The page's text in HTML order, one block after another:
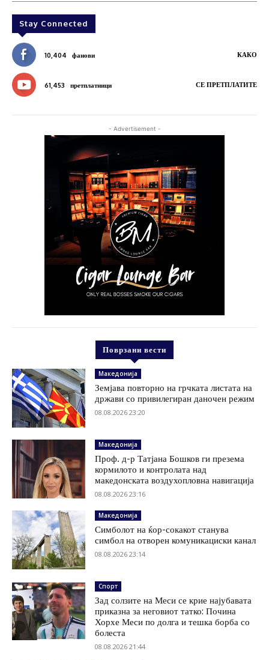
Stay Connected
10,404 фанови КАКО
61,453 претплатници СЕ ПРЕТПЛАТИТЕ
- Advertisement -
Поврзани вести
Македонија
Земјава повторно на грчката листата на
држави со привилегиран даночен режим
08.08.2026 23:20
Македонија
Проф. д-р Татјана Бошков ги презема
кормилото и контролата над
македонската воздухопловна навигација
08.08.2026 23:16
Македонија
Симболот на ќор-сокакот станува
симбол на отворен комуникациски канал
08.08.2026 23:14
Спорт
Зад солзите на Меси се крие најубавата
приказна за неговиот татко: Почина
Хорхе Меси по долга и тешка борба со
болеста
08.08.2026 21:44